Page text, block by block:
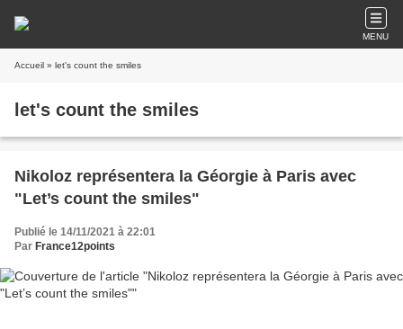
MENU
Accueil » let's count the smiles
let's count the smiles
Nikoloz représentera la Géorgie à Paris avec
"Let’s count the smiles"
Publié le 14/11/2021 à 22:01
Par France12points